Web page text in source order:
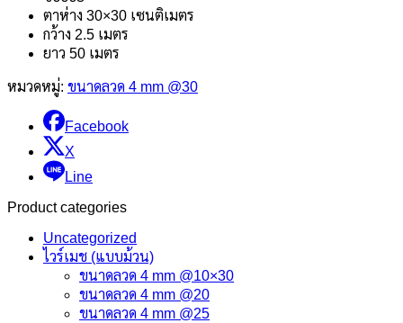
ตาห่าง 30×30 เซนติเมตร
กว้าง 2.5 เมตร
ยาว 50 เมตร
หมวดหมู่: ขนาดลวด 4 mm @30
Facebook
X
Line
Product categories
Uncategorized
ไวร์เมช (แบบม้วน)
ขนาดลวด 4 mm @10×30
ขนาดลวด 4 mm @20
ขนาดลวด 4 mm @25